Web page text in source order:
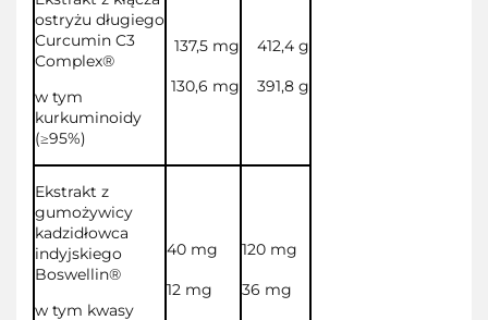
ostryżu długiego
Curcumin C3
Complex®
w tym
kurkuminoidy
(≥95%)
137,5 mg
130,6 mg
412,4 g
391,8 g
Ekstrakt z
gumożywicy
kadzidłowca
indyjskiego
Boswellin®
w tym kwasy
40 mg
12 mg
120 mg
36 mg